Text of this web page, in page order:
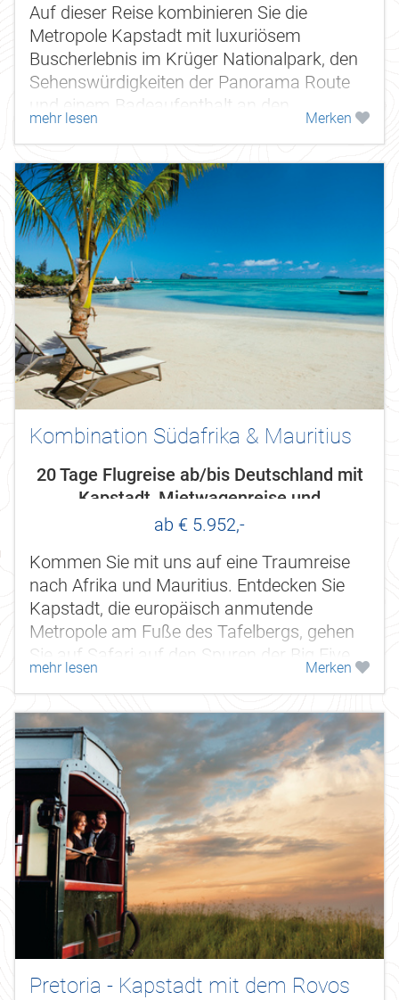
Auf dieser Reise kombinieren Sie die
Metropole Kapstadt mit luxuriösem
Buscherlebnis im Krüger Nationalpark, den
Sehenswürdigkeiten der Panorama Route
und einem Badeaufenthalt an den
Traumstränden Mozambiques. Nicht nur
bestens geeignet...
mehr lesen Merken
Kombination Südafrika & Mauritius
20 Tage Flugreise ab/bis Deutschland mit
Kapstadt, Mietwagenreise und
Badeaufenthalt Mauritius
ab € 5.952,-
Kommen Sie mit uns auf eine Traumreise
nach Afrika und Mauritius. Entdecken Sie
Kapstadt, die europäisch anmutende
Metropole am Fuße des Tafelbergs, gehen
Sie auf Safari auf den Spuren der Big Five
im Timbavati Game Reserve & Krüger...
mehr lesen Merken
Pretoria - Kapstadt mit dem Rovos